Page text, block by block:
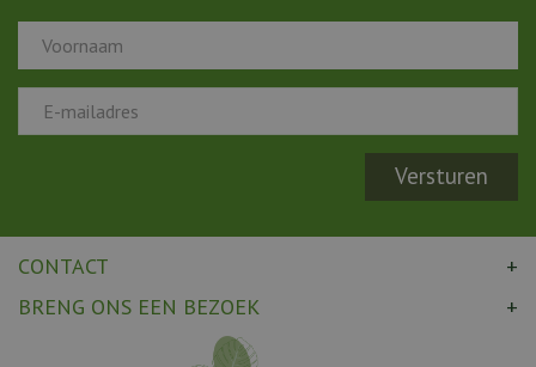
CONTACT
BRENG ONS EEN BEZOEK